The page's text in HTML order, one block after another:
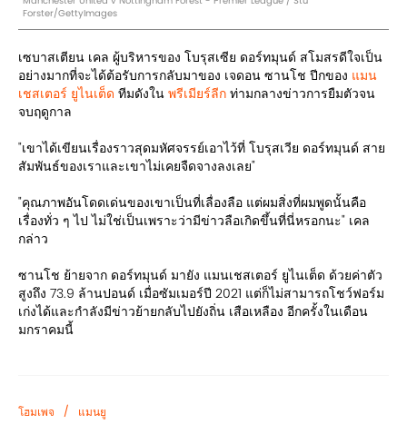
Forster/GettyImages
เซบาสเตียน เคล ผู้บริหารของ โบรุสเซีย ดอร์ทมุนด์ สโมสรดีใจเป็น
อย่างมากที่จะได้ต้อรับการกลับมาของ เจดอน ซานโช ปีกของ แมน
เชสเตอร์ ยูไนเต็ด ทีมดังใน พรีเมียร์ลีก ท่ามกลางข่าวการยืมตัวจน
จบฤดูกาล
"เขาได้เขียนเรื่องราวสุดมหัศจรรย์เอาไว้ที่ โบรุสเวีย ดอร์ทมุนด์ สาย
สัมพันธ์ของเราและเขาไม่เคยจืดจางลงเลย"
"คุณภาพอันโดดเด่นของเขาเป็นที่เลื่องลือ แต่ผมสิ่งที่ผมพูดนั้นคือ
เรื่องทั่ว ๆ ไป ไม่ใช่เป็นเพราะว่ามีข่าวลือเกิดขึ้นที่นี่หรอกนะ" เคล
กล่าว
ซานโช ย้ายจาก ดอร์ทมุนด์ มายัง แมนเชสเตอร์ ยูไนเต็ด ด้วยค่าตัว
สูงถึง 73.9 ล้านปอนด์ เมื่อซัมเมอร์ปี 2021 แต่ก็ไม่สามารถโชว์ฟอร์ม
เก่งได้และกำลังมีข่าวย้ายกลับไปยังถิ่น เสือเหลือง อีกครั้งในเดือน
มกราคมนี้
โฮมเพจ / แมนยู